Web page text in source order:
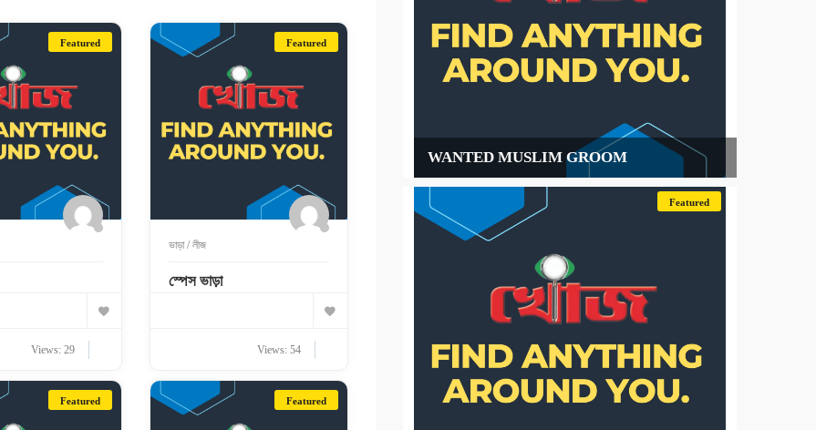
Featured
Views: 29
Featured
ভাড়া / লীজ
স্পেস ভাড়া
Views: 54
Featured Featured
WANTED MUSLIM GROOM
Featured